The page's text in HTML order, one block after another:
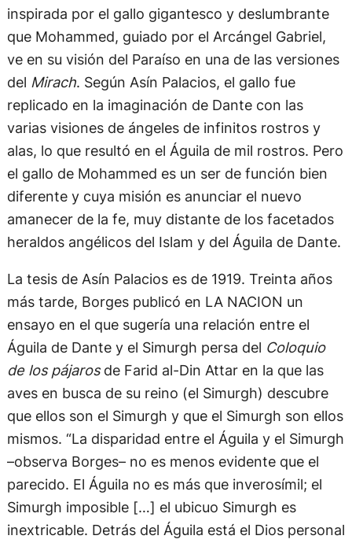
inspirada por el gallo gigantesco y deslumbrante
que Mohammed, guiado por el Arcángel Gabriel,
ve en su visión del Paraíso en una de las versiones
del Mirach. Según Asín Palacios, el gallo fue
replicado en la imaginación de Dante con las
varias visiones de ángeles de infinitos rostros y
alas, lo que resultó en el Águila de mil rostros. Pero
el gallo de Mohammed es un ser de función bien
diferente y cuya misión es anunciar el nuevo
amanecer de la fe, muy distante de los facetados
heraldos angélicos del Islam y del Águila de Dante.
La tesis de Asín Palacios es de 1919. Treinta años
más tarde, Borges publicó en LA NACION un
ensayo en el que sugería una relación entre el
Águila de Dante y el Simurgh persa del Coloquio
de los pájarosde Farid al-Din Attar en la que las
aves en busca de su reino (el Simurgh) descubre
que ellos son el Simurgh y que el Simurgh son ellos
mismos. “La disparidad entre el Águila y el Simurgh
–observa Borges– no es menos evidente que el
parecido. El Águila no es más que inverosímil; el
Simurgh imposible […] el ubicuo Simurgh es
inextricable. Detrás del Águila está el Dios personal